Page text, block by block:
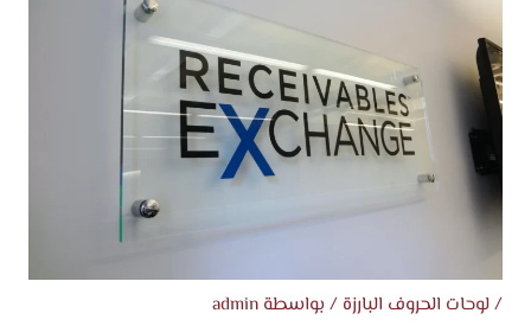
/لوحات الحروف البارزة / بواسطة admin